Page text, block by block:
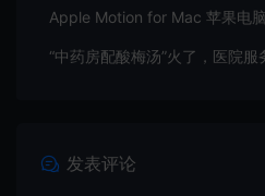
发表评论